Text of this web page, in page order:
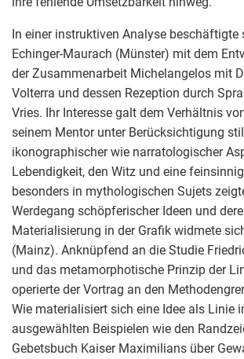
In einer instruktiven Analyse beschäftigte
Echinger-Maurach (Münster) mit dem
der Zusammenarbeit Michelangelos mit
Volterra und dessen Rezeption durch
Vries. Ihr Interesse galt dem Verhältnis
seinem Mentor unter Berücksichtigung
ikonographischer wie narratologischer
Lebendigkeit, den Witz und eine
besonders in mythologischen Sujets
Werdegang schöpferischer Ideen und
Materialisierung in der Grafik widmete
(Mainz). Anknüpfend an die Studie
und das metamorphotische Prinzip der
operierte der Vortrag an den
Wie materialisiert sich eine Idee als Linie
ausgewählten Beispielen wie den
Gebetsbuch Kaiser Maximilians über